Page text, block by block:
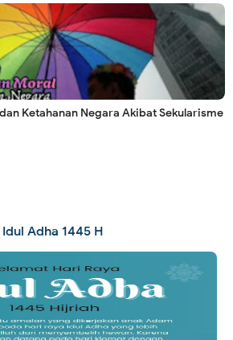
Ketahanan Negara Akibat Sekularisme
Idul Adha 1445 H